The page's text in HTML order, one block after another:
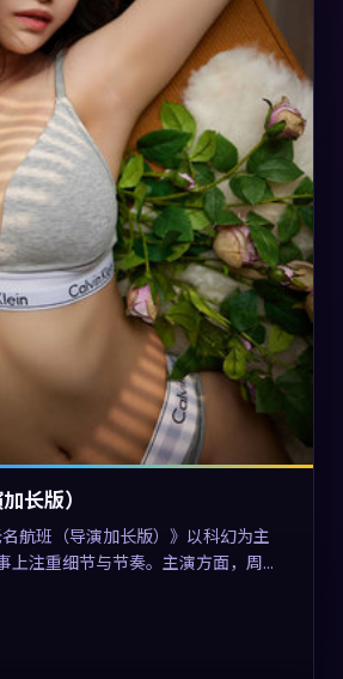
长版）
航班（导演加长版）》以科幻为主
上注重细节与节奏。主演方面，周冬
巩俐的表演为角色增添层次。故事以
型片的叙事惯性，可作为美国影视爱